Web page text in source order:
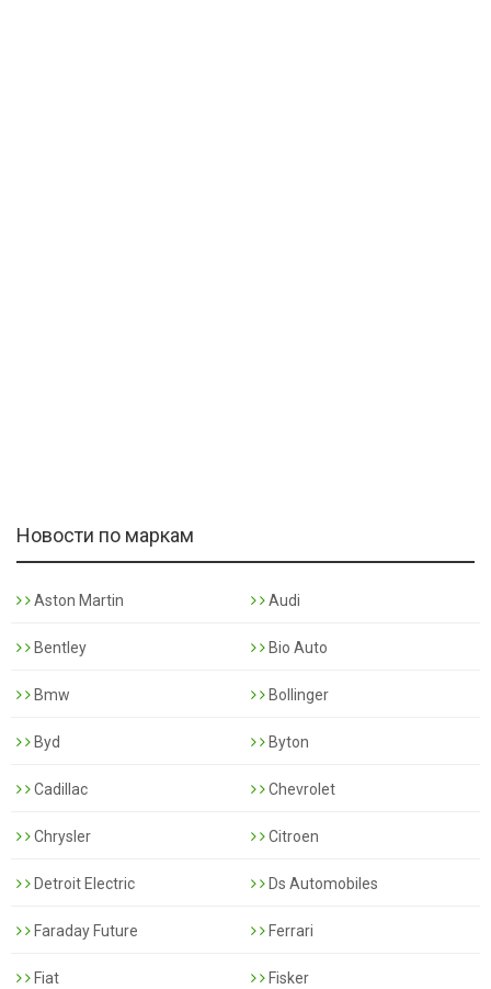
Новости по маркам
Aston Martin Audi
Bentley Bio Auto
Bmw Bollinger
Byd Byton
Cadillac Chevrolet
Chrysler Citroen
Detroit Electric Ds Automobiles
Faraday Future Ferrari
Fiat Fisker